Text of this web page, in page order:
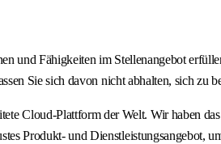
und Fähigkeiten im Stellenangebot
Sie sich davon nicht abhalten, sich zu
Cloud-Plattform der Welt. Wir haben
Produkt- und Dienstleistungsangebot,